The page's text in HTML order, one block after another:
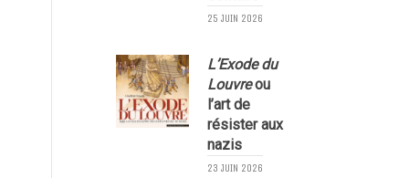
25 JUIN 2026
L’Exode du
Louvreou
l’art de
résister aux
nazis
23 JUIN 2026